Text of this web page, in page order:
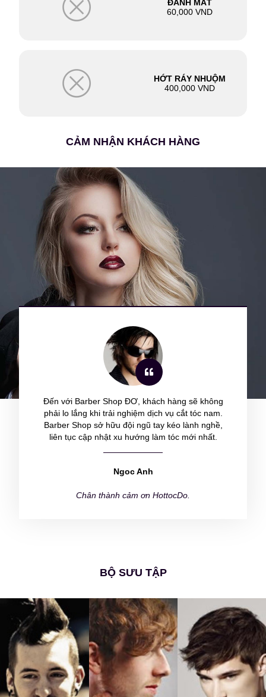
ĐÁNH MẮT
60,000 VND
HỚT RÁY NHUỘM
400,000 VND
CẢM NHẬN KHÁCH HÀNG
Đến với Barber Shop ĐƠ, khách hàng sẽ không
phải lo lắng khi trải nghiệm dịch vụ cắt tóc nam.
Barber Shop sở hữu đội ngũ tay kéo lành nghề,
liên tục cập nhật xu hướng làm tóc mới nhất.
Ngoc Anh
Chân thành cảm ơn HottocDo.
BỘ SƯU TẬP